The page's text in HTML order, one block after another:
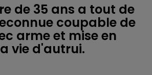
de 35 ans a tout de
coupable de
arme et mise en
vie d'autrui.